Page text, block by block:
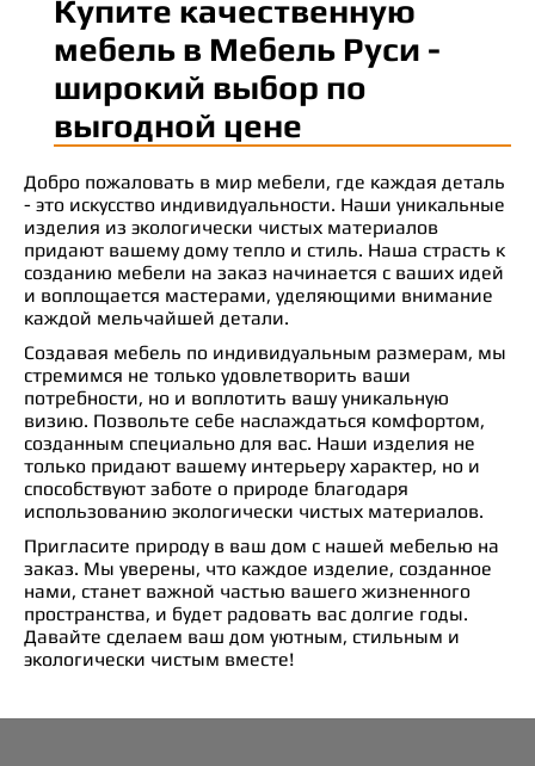
Купите качественную
мебель в Мебель Руси -
широкий выбор по
выгодной цене
Добро пожаловать в мир мебели, где каждая деталь
- это искусство индивидуальности. Наши уникальные
изделия из экологически чистых материалов
придают вашему дому тепло и стиль. Наша страсть к
созданию мебели на заказ начинается с ваших идей
и воплощается мастерами, уделяющими внимание
каждой мельчайшей детали.
Создавая мебель по индивидуальным размерам, мы
стремимся не только удовлетворить ваши
потребности, но и воплотить вашу уникальную
визию. Позвольте себе наслаждаться комфортом,
созданным специально для вас. Наши изделия не
только придают вашему интерьеру характер, но и
способствуют заботе о природе благодаря
использованию экологически чистых материалов.
Пригласите природу в ваш дом с нашей мебелью на
заказ. Мы уверены, что каждое изделие, созданное
нами, станет важной частью вашего жизненного
пространства, и будет радовать вас долгие годы.
Давайте сделаем ваш дом уютным, стильным и
экологически чистым вместе!